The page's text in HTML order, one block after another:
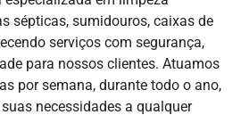
sépticas, sumidouros, caixas de
serviços com segurança,
para nossos clientes. Atuamos
por semana, durante todo o ano,
necessidades a qualquer